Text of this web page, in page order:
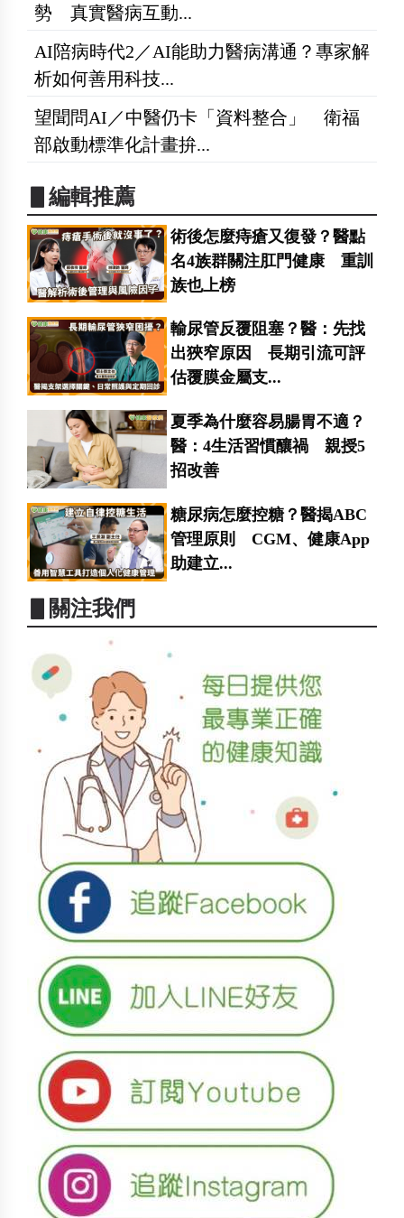
勢 真實醫病互動...
AI陪病時代2／AI能助力醫病溝通？專家解
析如何善用科技...
望聞問AI／中醫仍卡「資料整合」 衛福
部啟動標準化計畫拚...
▋編輯推薦
術後怎麼痔瘡又復發？醫點
名4族群關注肛門健康 重訓
族也上榜
輸尿管反覆阻塞？醫：先找
出狹窄原因 長期引流可評
估覆膜金屬支...
夏季為什麼容易腸胃不適？
醫：4生活習慣釀禍 親授5
招改善
糖尿病怎麼控糖？醫揭ABC
管理原則 CGM、健康App
助建立...
▋關注我們